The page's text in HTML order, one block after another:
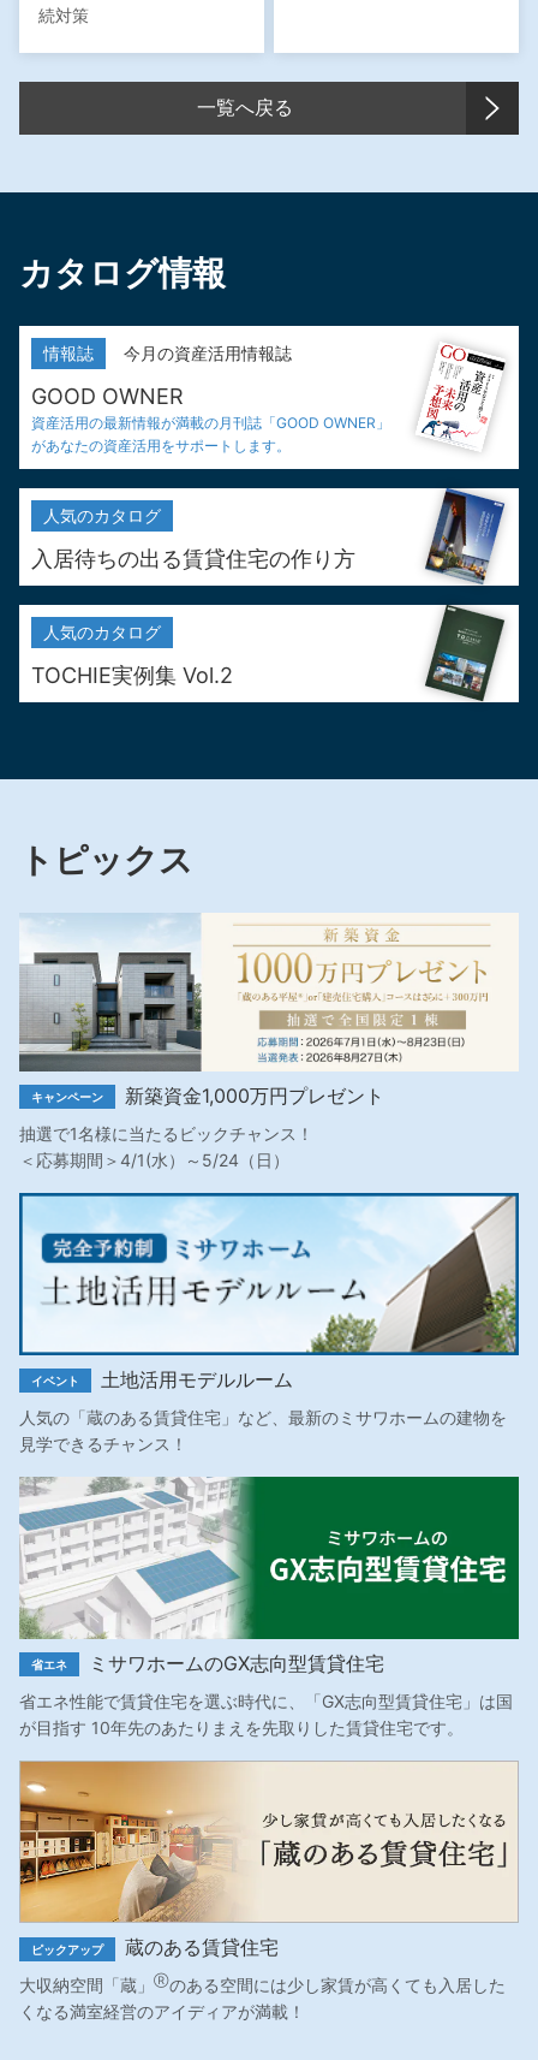
続対策
一覧へ戻る
カタログ情報
情報誌 今月の資産活用情報誌
GOOD OWNER
資産活用の最新情報が満載の月刊誌「GOOD OWNER」
があなたの資産活用をサポートします。
人気のカタログ
入居待ちの出る賃貸住宅の作り方
人気のカタログ
TOCHIE実例集 Vol.2
トピックス
キャンペーン 新築資金1,000万円プレゼント
抽選で1名様に当たるビックチャンス！
＜応募期間＞4/1(水）～5/24（日）
イベント 土地活用モデルルーム
人気の「蔵のある賃貸住宅」など、最新のミサワホームの建物を
見学できるチャンス！
省エネ ミサワホームのGX志向型賃貸住宅
省エネ性能で賃貸住宅を選ぶ時代に、「GX志向型賃貸住宅」は国
が目指す 10年先のあたりまえを先取りした賃貸住宅です。
ピックアップ 蔵のある賃貸住宅
大収納空間「蔵」 Ⓡのある空間には少し家賃が高くても入居した
くなる満室経営のアイディアが満載！